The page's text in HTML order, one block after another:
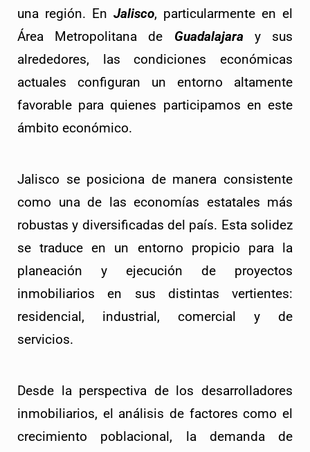
una región. En Jalisco, particularmente en el
Área Metropolitana de Guadalajara y sus
alrededores, las condiciones económicas
actuales configuran un entorno altamente
favorable para quienes participamos en este
ámbito económico.
Jalisco se posiciona de manera consistente
como una de las economías estatales más
robustas y diversificadas del país. Esta solidez
se traduce en un entorno propicio para la
planeación y ejecución de proyectos
inmobiliarios en sus distintas vertientes:
residencial, industrial, comercial y de
servicios.
Desde la perspectiva de los desarrolladores
inmobiliarios, el análisis de factores como el
crecimiento poblacional, la demanda de